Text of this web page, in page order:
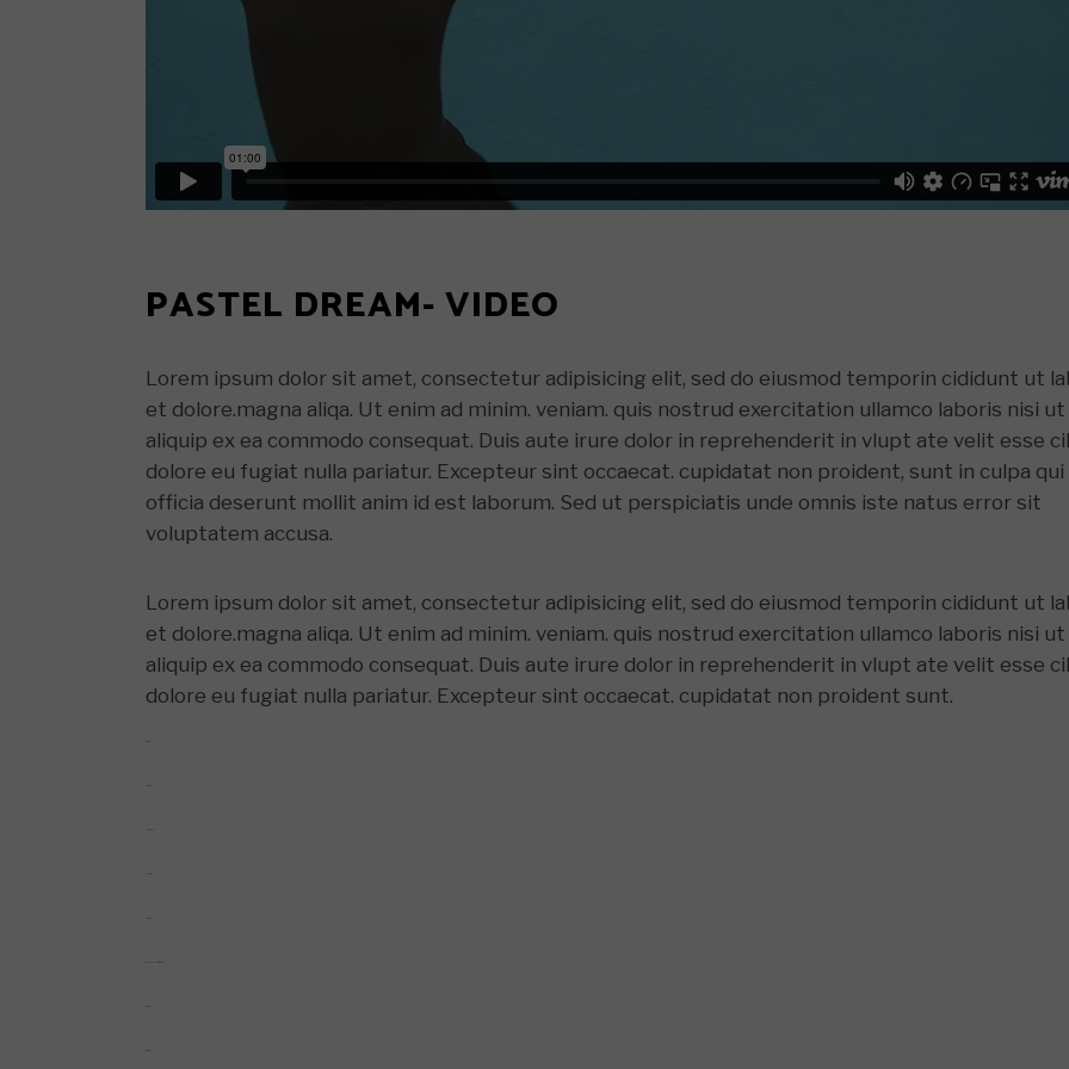
PASTEL DREAM- VIDEO
Lorem ipsum dolor sit amet, consectetur adipisicing elit, sed do eiusmod temporin cididunt ut
et dolore.magna aliqa. Ut enim ad minim. veniam. quis nostrud exercitation ullamco laboris nisi ut
aliquip ex ea commodo consequat. Duis aute irure dolor in reprehenderit in vlupt ate velit esse
dolore eu fugiat nulla pariatur. Excepteur sint occaecat. cupidatat non proident, sunt in culpa qui
officia deserunt mollit anim id est laborum. Sed ut perspiciatis unde omnis iste natus error sit
voluptatem accusa.
Lorem ipsum dolor sit amet, consectetur adipisicing elit, sed do eiusmod temporin cididunt ut
et dolore.magna aliqa. Ut enim ad minim. veniam. quis nostrud exercitation ullamco laboris nisi ut
aliquip ex ea commodo consequat. Duis aute irure dolor in reprehenderit in vlupt ate velit esse
dolore eu fugiat nulla pariatur. Excepteur sint occaecat. cupidatat non proident sunt.